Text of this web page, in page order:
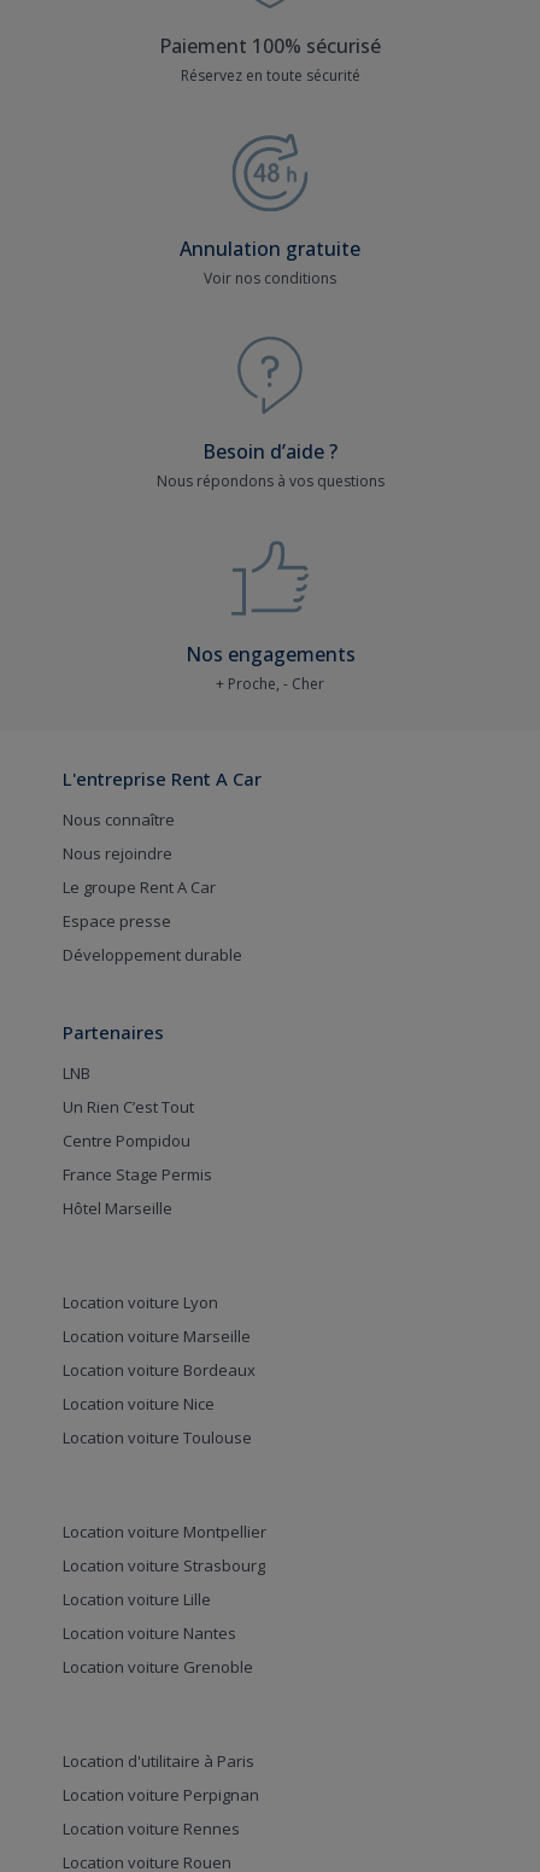
Paiement 100% sécurisé
Réservez en toute sécurité
Annulation gratuite
Voir nos conditions
Besoin d’aide ?
Nous répondons à vos questions
Nos engagements
+ Proche, - Cher
L'entreprise Rent A Car
Nous connaître
Nous rejoindre
Le groupe Rent A Car
Espace presse
Développement durable
Partenaires
LNB
Un Rien C’est Tout
Centre Pompidou
France Stage Permis
Hôtel Marseille
Location voiture Lyon
Location voiture Marseille
Location voiture Bordeaux
Location voiture Nice
Location voiture Toulouse
Location voiture Montpellier
Location voiture Strasbourg
Location voiture Lille
Location voiture Nantes
Location voiture Grenoble
Location d'utilitaire à Paris
Location voiture Perpignan
Location voiture Rennes
Location voiture Rouen